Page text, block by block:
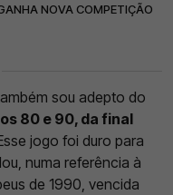
NOVA COMPETIÇÃO
sou adepto do
80 e 90, da final
jogo foi duro para
numa referência à
de 1990, vencida